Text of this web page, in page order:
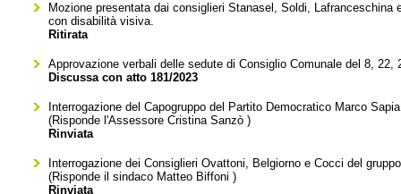
Mozione presentata dai consiglieri Stanasel, Soldi,
con disabilità visiva.
Ritirata
Approvazione verbali delle sedute di Consiglio Comunale del 8, 22,
Discussa con atto 181/2023
Interrogazione del Capogruppo del Partito Democratico Marco
(Risponde l'AssessoreCristina Sanzò )
Rinviata
Interrogazione dei Consiglieri Ovattoni, Belgiorno e Cocci del
(Risponde il sindaco Matteo Biffoni )
Rinviata